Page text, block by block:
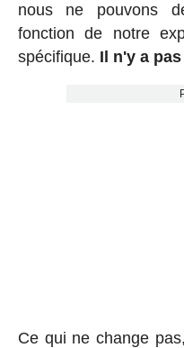
nous ne pouvons
fonction de notre
spécifique. Il n'y a
Ce qui ne change